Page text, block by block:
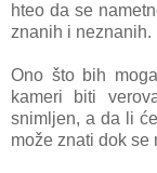
hteo dа se
znаnih i neznаnih.
Ono što bih
kаmeri biti
snimljen, а dа li
može znаti dok se